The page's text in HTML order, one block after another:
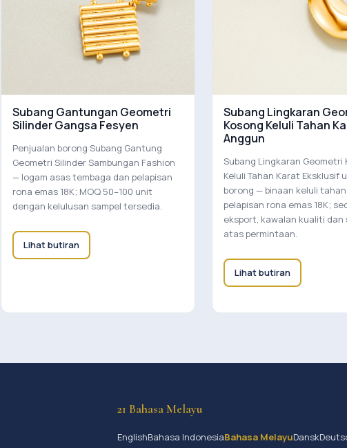
Subang Gantungan Geometri
Silinder Gangsa Fesyen
Penjualan borong Subang Gantung
Geometri Silinder Sambungan Fashion
— logam asas tembaga dan pelapisan
rona emas 18K; MOQ 50–100 unit
dengan kelulusan sampel tersedia.
Lihat butiran
Subang Lingkaran
Kosong Keluli Tahan
Anggun
Subang Lingkaran Geometri
Keluli Tahan Karat Eksklusif
borong — binaan keluli
pelapisan rona emas 18K;
eksport, kawalan kualiti dan
atas permintaan.
Lihat butiran
21 Bahasa Melayu
EnglishBahasa IndonesiaBahasa MelayuDansk